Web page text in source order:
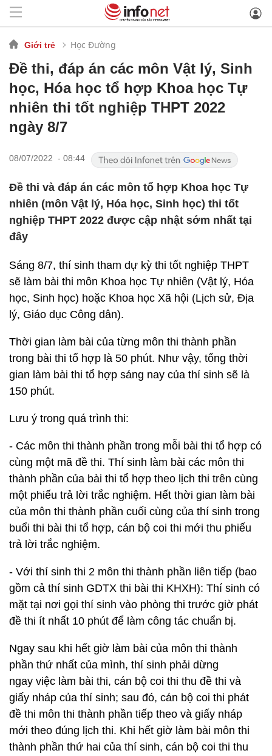
Giới trẻ Học Đường
Đề thi, đáp án các môn Vật lý, Sinh
học, Hóa học tổ hợp Khoa học Tự
nhiên thi tốt nghiệp THPT 2022
ngày 8/7
08/07/2022 - 08:44
Đề thi và đáp án các môn tổ hợp Khoa học Tự
nhiên (môn Vật lý, Hóa học, Sinh học) thi tốt
nghiệp THPT 2022 được cập nhật sớm nhất tại
đây
Sáng 8/7, thí sinh tham dự kỳ thi tốt nghiệp THPT
sẽ làm bài thi môn Khoa học Tự nhiên (Vật lý, Hóa
học, Sinh học) hoặc Khoa học Xã hội (Lịch sử, Địa
lý, Giáo dục Công dân).
Thời gian làm bài của từng môn thi thành phần
trong bài thi tổ hợp là 50 phút. Như vậy, tổng thời
gian làm bài thi tổ hợp sáng nay của thí sinh sẽ là
150 phút.
Lưu ý trong quá trình thi:
- Các môn thi thành phần trong mỗi bài thi tổ hợp có
cùng một mã đề thi. Thí sinh làm bài các môn thi
thành phần của bài thi tổ hợp theo lịch thi trên cùng
một phiếu trả lời trắc nghiệm. Hết thời gian làm bài
của môn thi thành phần cuối cùng của thí sinh trong
buổi thi bài thi tổ hợp, cán bộ coi thi mới thu phiếu
trả lời trắc nghiệm.
- Với thí sinh thi 2 môn thi thành phần liên tiếp (bao
gồm cả thí sinh GDTX thi bài thi KHXH): Thí sinh có
mặt tại nơi gọi thí sinh vào phòng thi trước giờ phát
đề thi ít nhất 10 phút để làm công tác chuẩn bị.
Ngay sau khi hết giờ làm bài của môn thi thành
phần thứ nhất của mình, thí sinh phải dừng
ngay việc làm bài thi, cán bộ coi thi thu đề thi và
giấy nháp của thí sinh; sau đó, cán bộ coi thi phát
đề thi môn thi thành phần tiếp theo và giấy nháp
mới theo đúng lịch thi. Khi hết giờ làm bài môn thi
thành phần thứ hai của thí sinh, cán bộ coi thi thu